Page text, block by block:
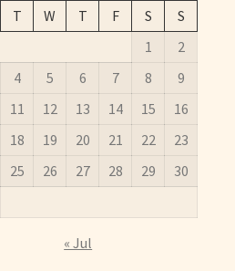
T W T F S
S
1
2
4 5 6 7 8
9
11 12 13 14 15
16
18 19 20 21 22
23
25 26 27 28 29
30
« Jul